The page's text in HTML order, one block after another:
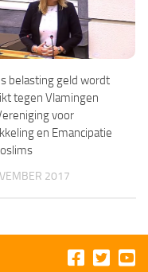
belasting geld wordt
tegen Vlamingen
voor
en Emancipatie
2017